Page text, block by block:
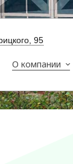
95
О компании